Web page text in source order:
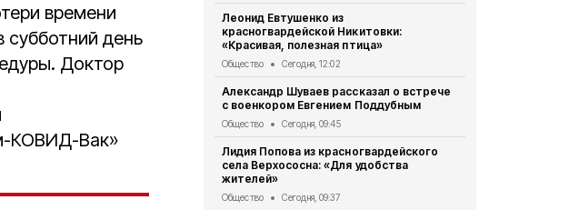
времени
день
Доктор
КОВИД-Вак»
Леонид Евтушенко из
красногвардейской Никитовки:
«Красивая, полезная птица»
Общество Сегодня, 12:02
Александр Шуваев рассказал о встрече
с военкором Евгением Поддубным
Общество Сегодня, 09:45
Лидия Попова из красногвардейского
села Верхососна: «Для удобства
жителей»
Общество Сегодня, 09:37